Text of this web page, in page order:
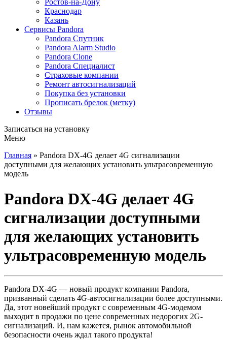
Ростов-на-Дону
Краснодар
Казань
Сервисы Pandora
Pandora Спутник
Pandora Alarm Studio
Pandora Clone
Pandora Специалист
Страховые компании
Ремонт автосигнализаций
Покупка без установки
Прописать брелок (метку)
Отзывы
Записаться на установку
Меню
Главная » Pandora DX-4G делает 4G сигнализации
доступными для желающих установить ультрасовременную
модель
Pandora DX-4G делает 4G
сигнализации доступными
для желающих установить
ультрасовременную модель
Pandora DX-4G — новый продукт компании Pandora,
призванный сделать 4G-автосигнализации более доступными.
Да, этот новейший продукт с современным 4G-модемом
выходит в продажи по цене современных недорогих 2G-
сигнализаций. И, нам кажется, рынок автомобильной
безопасности очень ждал такого продукта!